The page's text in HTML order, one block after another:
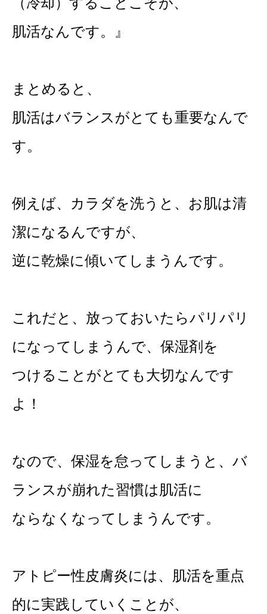
肌活なんです。』
まとめると、
肌活はバランスがとても重要なんで
す。
例えば、カラダを洗うと、お肌は清
潔になるんですが、
逆に乾燥に傾いてしまうんです。
これだと、放っておいたらパリパリ
になってしまうんで、保湿剤を
つけることがとても大切なんです
よ！
なので、保湿を怠ってしまうと、バ
ランスが崩れた習慣は肌活に
ならなくなってしまうんです。
アトピー性皮膚炎には、肌活を重点
的に実践していくことが、